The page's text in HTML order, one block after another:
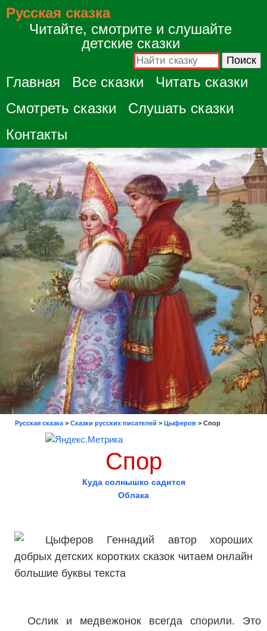
Русская сказка
Читайте, смотрите и слушайте
детские сказки
Главная Все сказки
Читать сказки
Смотреть сказки
Слушать сказки
Контакты
Русская сказка > Сказки русских писателей > Цыферов > Спор
Спор
Куда солнышко садится
Облака
Ослик и медвежонок всегда спорили. Это